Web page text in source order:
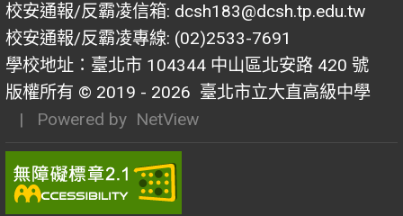
校安通報/反霸凌信箱: dcsh183@dcsh.tp.edu.tw
校安通報/反霸凌專線: (02)2533-7691
學校地址：臺北市 104344 中山區北安路 420 號
版權所有 © 2019 - 2026 臺北市立大直高級中學
| Powered by NetView